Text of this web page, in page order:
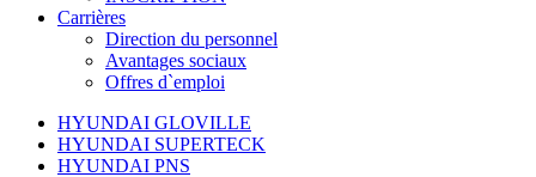
Carrières
Direction du personnel
Avantages sociaux
Offres d`emploi
HYUNDAI GLOVILLE
HYUNDAI SUPERTECK
HYUNDAI PNS